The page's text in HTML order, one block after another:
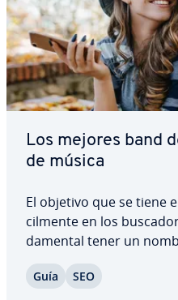
Los mejores band
de música
El objetivo que se tiene
ci­l­me­n­te en los
da­me­n­tal tener un
músicos y bandas,
Guía SEO